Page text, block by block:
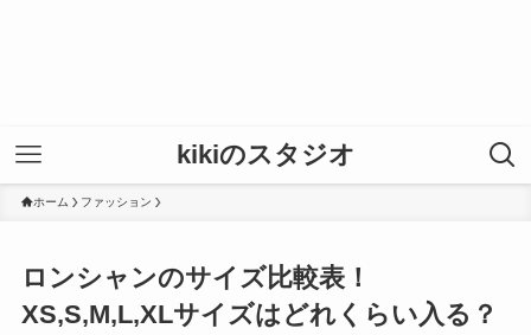
kikiのスタジオ
ホーム ファッション
ロンシャンのサイズ比較表！
XS,S,M,L,XLサイズはどれくらい入る？